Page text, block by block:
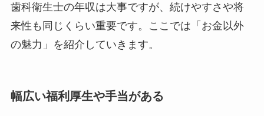
歯科衛生士の年収は大事ですが、続けやすさや将
来性も同じくらい重要です。ここでは「お金以外
の魅力」を紹介していきます。
幅広い福利厚生や手当がある